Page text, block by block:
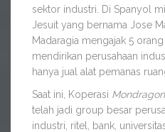
sektor industri. Di Spanyol
Jesuit yang bernama Jose
Madaragia mengajak 5
mendirikan perusahaan
hanya jual alat pemanas
Saat ini, Koperasi
telah jadi group besar
industri, ritel, bank,